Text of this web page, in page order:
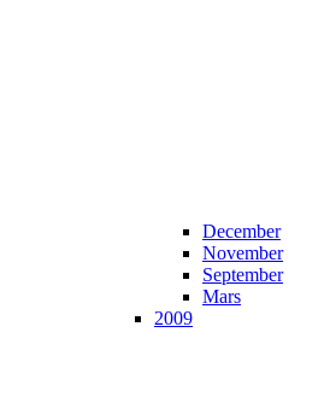
December
November
September
Mars
2009